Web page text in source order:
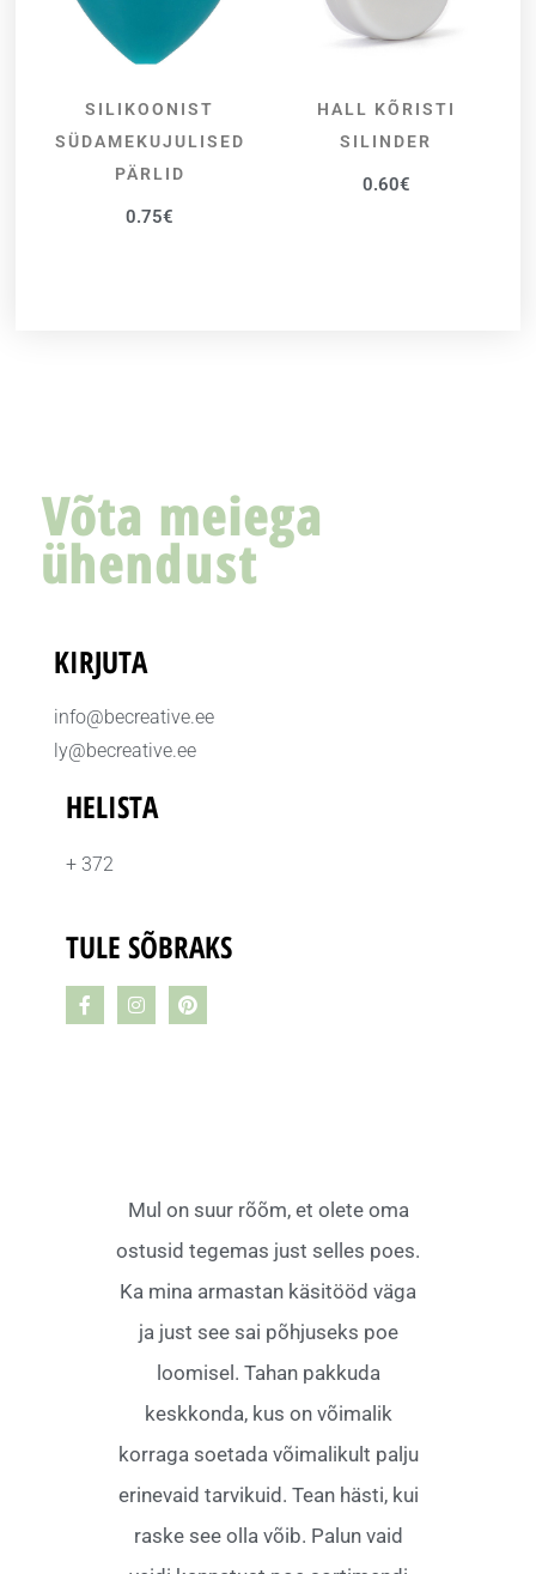
VALI
SILIKOONIST
SÜDAMEKUJULISED
PÄRLID
0.75€
LISA KORVI
HALL KÕRISTI
SILINDER
0.60€
Mul on suur rõõm, et olete oma
ostusid tegemas just selles poes.
Ka mina armastan käsitööd väga
ja just see sai põhjuseks poe
loomisel. Tahan pakkuda
keskkonda, kus on võimalik
korraga soetada võimalikult palju
erinevaid tarvikuid. Tean hästi, kui
raske see olla võib. Palun vaid
Võta meiega
ühendust
KIRJUTA
info@becreative.ee
ly@becreative.ee
HELISTA
+ 372
TULE SÕBRAKS